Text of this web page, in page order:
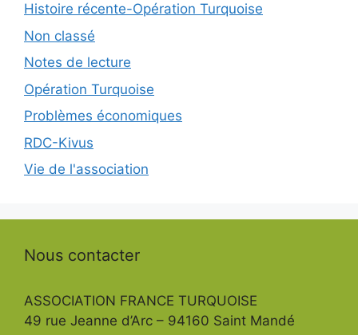
Histoire récente-Opération Turquoise
Non classé
Notes de lecture
Opération Turquoise
Problèmes économiques
RDC-Kivus
Vie de l'association
Nous contacter
ASSOCIATION FRANCE TURQUOISE
49 rue Jeanne d’Arc – 94160 Saint Mandé